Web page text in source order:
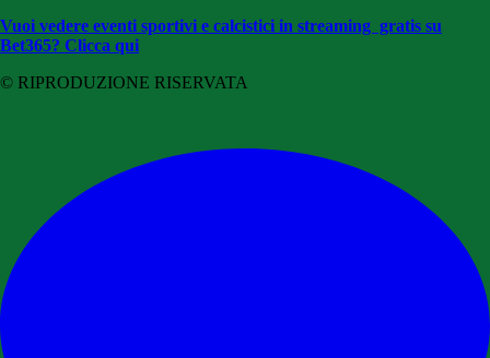
Vuoi vedere eventi sportivi e calcistici in streaming gratis su
Bet365? Clicca qui
© RIPRODUZIONE RISERVATA